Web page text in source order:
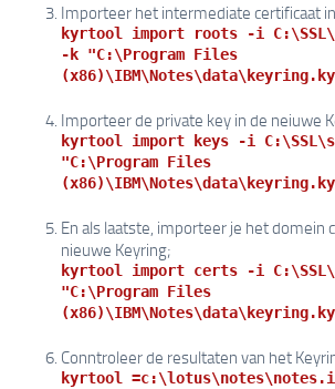
Importeer het intermediate certificaat
kyrtool import roots -i
-k "C:\Program Files
Importeer de private key in de neiuwe
kyrtool import keys -i
"C:\Program Files
En als laatste, importeer je het domein
nieuwe Keyring;
kyrtool import certs -i
"C:\Program Files
Conntroleer de resultaten van het
kyrtool